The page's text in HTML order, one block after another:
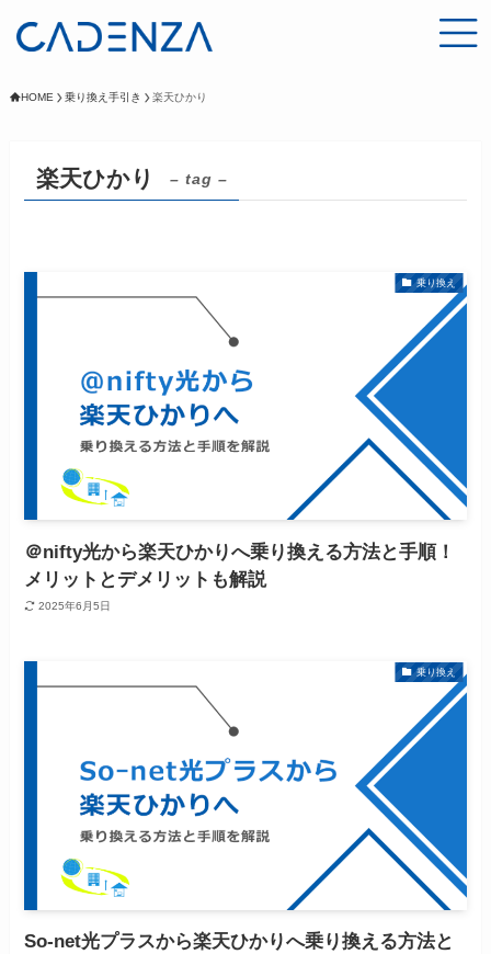
HOME 乗り換え手引き 楽天ひかり
楽天ひかり – tag –
乗り換え
＠nifty光から楽天ひかりへ乗り換える方法と手順！
メリットとデメリットも解説
2025年6月5日
乗り換え
So-net光プラスから楽天ひかりへ乗り換える方法と